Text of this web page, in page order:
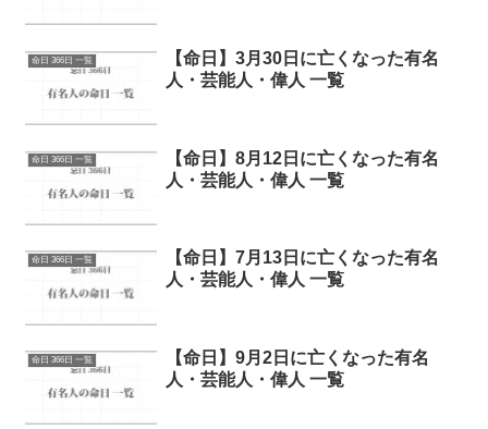
命日 366日 一覧
【命日】3月30日に亡くなった有名
人・芸能人・偉人 一覧
命日 366日 一覧
【命日】8月12日に亡くなった有名
人・芸能人・偉人 一覧
命日 366日 一覧
【命日】7月13日に亡くなった有名
人・芸能人・偉人 一覧
命日 366日 一覧
【命日】9月2日に亡くなった有名
人・芸能人・偉人 一覧